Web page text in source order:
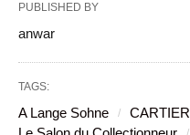
PUBLISHED BY
anwar
TAGS:
A Lange Sohne CARTIER